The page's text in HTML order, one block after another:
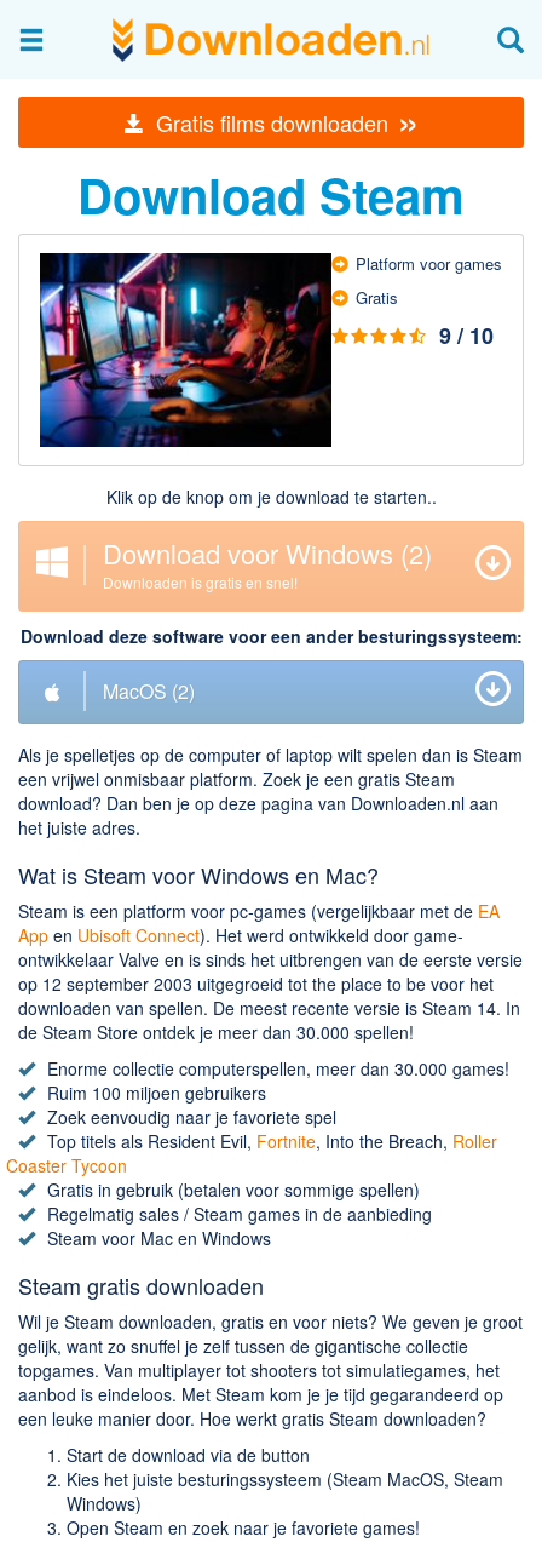
Gratis films downloaden »
Afbeeldingen & fotografie
Beheren en bekijken
Afbeelding & foto bewerken
Screenshots Maken
Audio & Video
Branden en Rippen
Converteren
Media streamen
Mediaspeler
Opnemen Audio en Video
Downloaden
BitTorrent Clients
Nieuwslezers (Downloaden via usenet)
Onderhoud & Veiligheid
Computer opschonen
Veilig online
Productiviteit
Adresboek en contacten
Planning en organisatie
Tekst en Administratie
Overige
Chatten en bellen
Dating apps
Parkeer apps
Rar en Zip (Compressie - Unzip)
Shopping
Webbrowsers
Download Steam
Platform voor games
Gratis
9 / 10
Klik op de knop om je download te starten..
Download voor Windows (2)
Downloaden is gratis en snel!
Download deze software voor een ander besturingssysteem:
MacOS (2)
Als je spelletjes op de computer of laptop wilt spelen dan is Steam
een vrijwel onmisbaar platform. Zoek je een gratis Steam
download? Dan ben je op deze pagina van Downloaden.nl aan
het juiste adres.
Wat is Steam voor Windows en Mac?
Steam is een platform voor pc-games (vergelijkbaar met de EA
App en Ubisoft Connect). Het werd ontwikkeld door game-
ontwikkelaar Valve en is sinds het uitbrengen van de eerste versie
op 12 september 2003 uitgegroeid tot the place to be voor het
downloaden van spellen. De meest recente versie is Steam 14. In
de Steam Store ontdek je meer dan 30.000 spellen!
Enorme collectie computerspellen, meer dan 30.000 games!
Ruim 100 miljoen gebruikers
Zoek eenvoudig naar je favoriete spel
Top titels als Resident Evil, Fortnite, Into the Breach, Roller
Coaster Tycoon
Gratis in gebruik (betalen voor sommige spellen)
Regelmatig sales / Steam games in de aanbieding
Steam voor Mac en Windows
Steam gratis downloaden
Wil je Steam downloaden, gratis en voor niets? We geven je groot
gelijk, want zo snuffel je zelf tussen de gigantische collectie
topgames. Van multiplayer tot shooters tot simulatiegames, het
aanbod is eindeloos. Met Steam kom je je tijd gegarandeerd op
een leuke manier door. Hoe werkt gratis Steam downloaden?
Start de download via de button
Kies het juiste besturingssysteem (Steam MacOS, Steam
Windows)
Open Steam en zoek naar je favoriete games!